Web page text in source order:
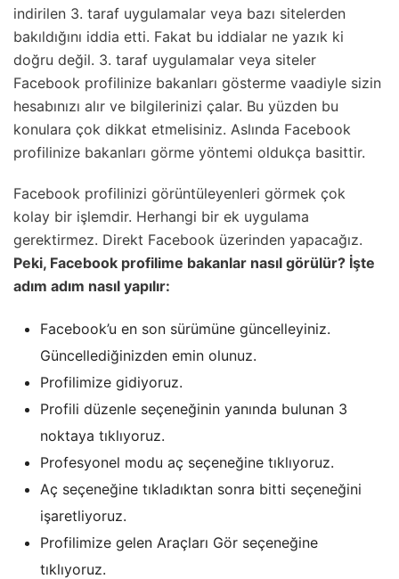
indirilen 3. taraf uygulamalar veya bazı sitelerden
bakıldığını iddia etti. Fakat bu iddialar ne yazık ki
doğru değil. 3. taraf uygulamalar veya siteler
Facebook profilinize bakanları gösterme vaadiyle sizin
hesabınızı alır ve bilgilerinizi çalar. Bu yüzden bu
konulara çok dikkat etmelisiniz. Aslında Facebook
profilinize bakanları görme yöntemi oldukça basittir.
Facebook profilinizi görüntüleyenleri görmek çok
kolay bir işlemdir. Herhangi bir ek uygulama
gerektirmez. Direkt Facebook üzerinden yapacağız.
Peki, Facebook profilime bakanlar nasıl görülür? İşte
adım adım nasıl yapılır:
Facebook’u en son sürümüne güncelleyiniz.
Güncellediğinizden emin olunuz.
Profilimize gidiyoruz.
Profili düzenle seçeneğinin yanında bulunan 3
noktaya tıklıyoruz.
Profesyonel modu aç seçeneğine tıklıyoruz.
Aç seçeneğine tıkladıktan sonra bitti seçeneğini
işaretliyoruz.
Profilimize gelen Araçları Gör seçeneğine
tıklıyoruz.